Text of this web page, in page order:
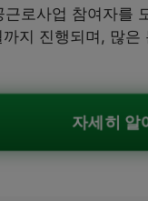
로사업 참여자를
지 진행되며, 많
자세히 알